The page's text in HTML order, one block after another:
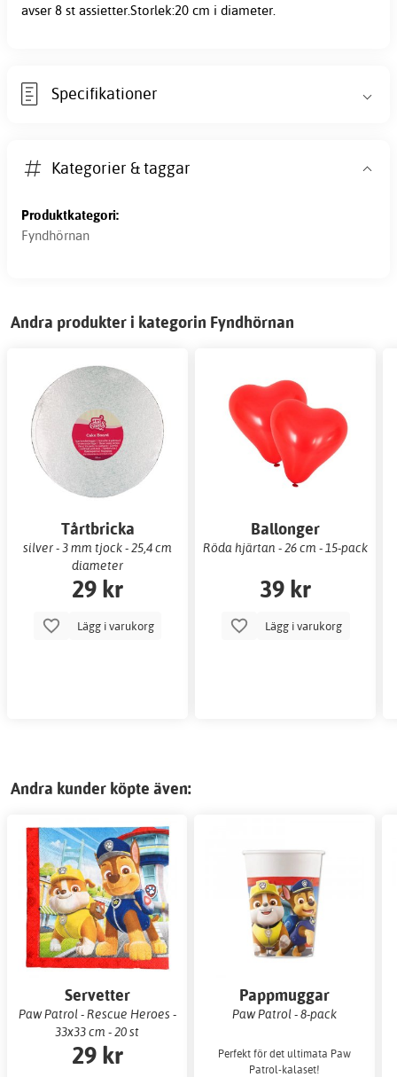
avser 8 st assietter.Storlek:20 cm i diameter.
Specifikationer
Kategorier & taggar
Produktkategori:
Fyndhörnan
Andra produkter i kategorin Fyndhörnan
Tårtbricka
silver - 3 mm tjock - 25,4 cm
diameter
29 kr
Lägg i varukorg
Ballonger
Röda hjärtan - 26 cm - 15-pack
39 kr
Lägg i varukorg
Andra kunder köpte även:
Servetter
Paw Patrol - Rescue Heroes -
33x33 cm - 20 st
29 kr
Pappmuggar
Paw Patrol - 8-pack
Perfekt för det ultimata Paw
Patrol-kalaset!